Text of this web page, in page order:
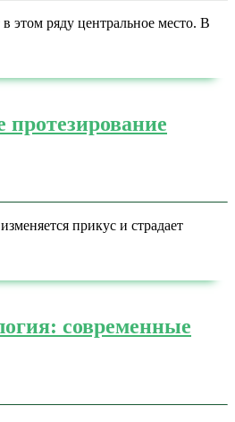
этом ряду центральное место. В
протезирование
прикус и страдает
современные